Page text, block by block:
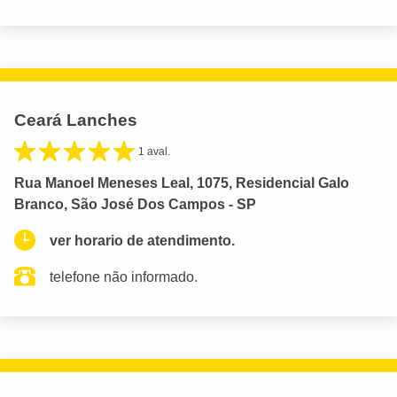
Ceará Lanches
1 aval.
Rua Manoel Meneses Leal, 1075, Residencial Galo
Branco, São José Dos Campos - SP
ver horario de atendimento.
telefone não informado.